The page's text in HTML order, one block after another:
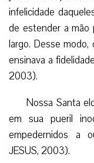
infelicidade
de estender a mão
largo. Desse
ensinava a
2003).
Nossa Santa
em sua pueril
empedernidos a
JESUS, 2003).